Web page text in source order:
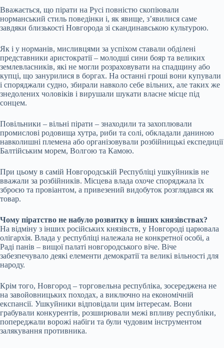
Вважається, що пірати на Русі повністю скопіювали
норманський стиль поведінки і, як явище, з’явилися саме
завдяки близькості Новгорода зі скандинавською культурою.
Як і у норманів, мисливцями за успіхом ставали обділені
представники аристократії – молодші сини бояр та великих
землевласників, які не могли розраховувати на спадщину або
купці, що занурилися в боргах. На останні гроші вони купували
і споряджали судно, збирали навколо себе вільних, але таких же
знедолених чоловіків і вирушали шукати власне місце під
сонцем.
Повільники – вільні пірати – знаходили та захоплювали
промислові родовища хутра, риби та солі, обкладали даниною
навколишні племена або організовували розбійницькі експедиції
Балтійським морем, Волгою та Камою.
При цьому в самій Новгородській Республіці ушкуйників не
вважали за розбійників. Місцева влада охоче споряджала їх
зброєю та провіантом, а привезений видобуток розглядався як
товар.
Чому піратство не набуло розвитку в інших князівствах?
На відміну з інших російських князівств, у Новгороді царювала
олігархія. Влада у республіці належала не конкретної особі, а
Раді панів – вищої палаті новгородського віче. Віче
забезпечувало деякі елементи демократії та великі вільності для
народу.
Крім того, Новгород – торговельна республіка, зосереджена не
на завойовницьких походах, а виключно на економічній
експансії. Ушкуйники відповідали цим інтересам. Вони
грабували конкурентів, розширювали межі впливу республіки,
попереджали ворожі набіги та були чудовим інструментом
залякування противника.